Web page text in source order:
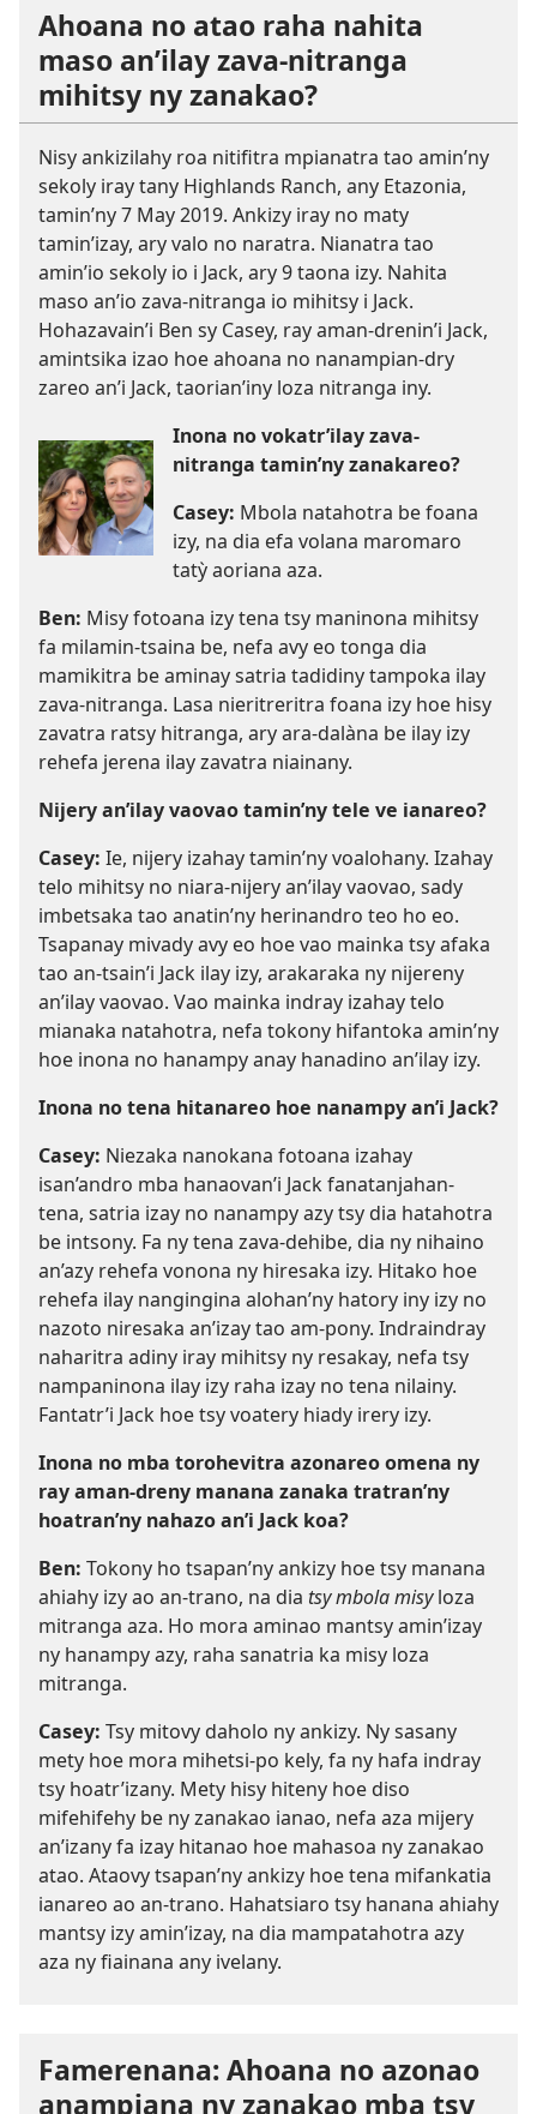
Ahoana no atao raha nahita
maso an’ilay zava-nitranga
mihitsy ny zanakao?
Nisy ankizilahy roa nitifitra mpianatra tao amin’ny
sekoly iray tany Highlands Ranch, any Etazonia,
tamin’ny 7 May 2019. Ankizy iray no maty
tamin’izay, ary valo no naratra. Nianatra tao
amin’io sekoly io i Jack, ary 9 taona izy. Nahita
maso an’io zava-nitranga io mihitsy i Jack.
Hohazavain’i Ben sy Casey, ray aman-drenin’i Jack,
amintsika izao hoe ahoana no nanampian-dry
zareo an’i Jack, taorian’iny loza nitranga iny.
Inona no vokatr’ilay zava-
nitranga tamin’ny zanakareo?
Casey: Mbola natahotra be foana
izy, na dia efa volana maromaro
tatỳ aoriana aza.
Ben: Misy fotoana izy tena tsy maninona mihitsy
fa milamin-tsaina be, nefa avy eo tonga dia
mamikitra be aminay satria tadidiny tampoka ilay
zava-nitranga. Lasa nieritreritra foana izy hoe hisy
zavatra ratsy hitranga, ary ara-dalàna be ilay izy
rehefa jerena ilay zavatra niainany.
Nijery an’ilay vaovao tamin’ny tele ve ianareo?
Casey: Ie, nijery izahay tamin’ny voalohany. Izahay
telo mihitsy no niara-nijery an’ilay vaovao, sady
imbetsaka tao anatin’ny herinandro teo ho eo.
Tsapanay mivady avy eo hoe vao mainka tsy afaka
tao an-tsain’i Jack ilay izy, arakaraka ny nijereny
an’ilay vaovao. Vao mainka indray izahay telo
mianaka natahotra, nefa tokony hifantoka amin’ny
hoe inona no hanampy anay hanadino an’ilay izy.
Inona no tena hitanareo hoe nanampy an’i Jack?
Casey: Niezaka nanokana fotoana izahay
isan’andro mba hanaovan’i Jack fanatanjahan-
tena, satria izay no nanampy azy tsy dia hatahotra
be intsony. Fa ny tena zava-dehibe, dia ny nihaino
an’azy rehefa vonona ny hiresaka izy. Hitako hoe
rehefa ilay nangingina alohan’ny hatory iny izy no
nazoto niresaka an’izay tao am-pony. Indraindray
naharitra adiny iray mihitsy ny resakay, nefa tsy
nampaninona ilay izy raha izay no tena nilainy.
Fantatr’i Jack hoe tsy voatery hiady irery izy.
Inona no mba torohevitra azonareo omena ny
ray aman-dreny manana zanaka tratran’ny
hoatran’ny nahazo an’i Jack koa?
Ben: Tokony ho tsapan’ny ankizy hoe tsy manana
ahiahy izy ao an-trano, na dia tsy mbola misyloza
mitranga aza. Ho mora aminao mantsy amin’izay
ny hanampy azy, raha sanatria ka misy loza
mitranga.
Casey: Tsy mitovy daholo ny ankizy. Ny sasany
mety hoe mora mihetsi-po kely, fa ny hafa indray
tsy hoatr’izany. Mety hisy hiteny hoe diso
mifehifehy be ny zanakao ianao, nefa aza mijery
an’izany fa izay hitanao hoe mahasoa ny zanakao
atao. Ataovy tsapan’ny ankizy hoe tena mifankatia
ianareo ao an-trano. Hahatsiaro tsy hanana ahiahy
mantsy izy amin’izay, na dia mampatahotra azy
aza ny fiainana any ivelany.
Famerenana: Ahoana no azonao
anampiana ny zanakao mba tsy